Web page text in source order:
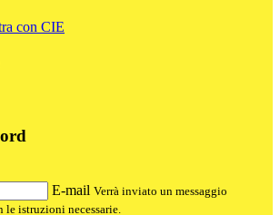
con CIE
E-mail Verrà inviato un messaggio
istruzioni necessarie.